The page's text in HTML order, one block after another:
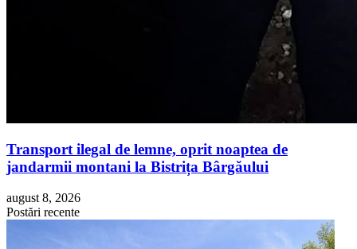
Transport ilegal de lemne, oprit noaptea de
jandarmii montani la Bistrița Bârgăului
august 8, 2026
Postări recente